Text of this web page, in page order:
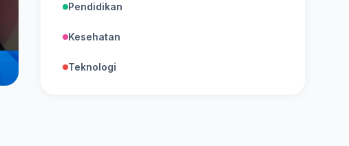
Pendidikan
Kesehatan
Teknologi